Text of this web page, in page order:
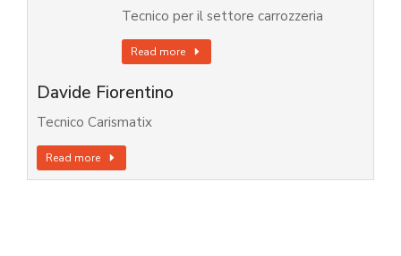
Tecnico per il settore carrozzeria
Read more
Davide Fiorentino
Tecnico Carismatix
Read more